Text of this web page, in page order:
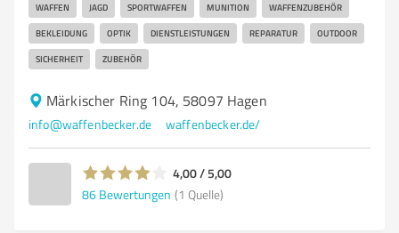
WAFFEN JAGD SPORTWAFFEN MUNITION WAFFENZUBEHÖR
BEKLEIDUNG OPTIK DIENSTLEISTUNGEN REPARATUR OUTDOOR
SICHERHEIT ZUBEHÖR
Märkischer Ring 104, 58097 Hagen
info@waffenbecker.de waffenbecker.de/
4,00 / 5,00
86 Bewertungen (1 Quelle)